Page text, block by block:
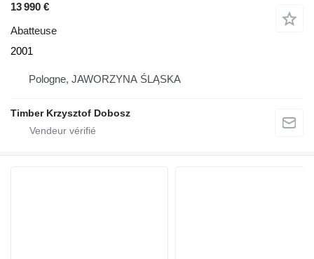
13 990 €
Abatteuse
2001
Pologne, JAWORZYNA ŚLĄSKA
Timber Krzysztof Dobosz